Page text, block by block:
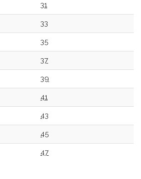
31
33
35
37
39
41
43
45
47